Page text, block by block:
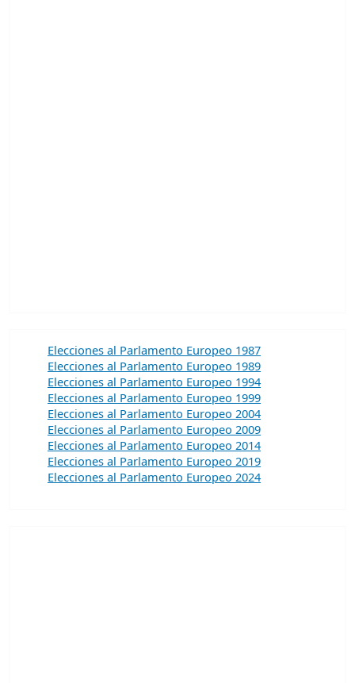
Elecciones al Parlamento Europeo 1987
Elecciones al Parlamento Europeo 1989
Elecciones al Parlamento Europeo 1994
Elecciones al Parlamento Europeo 1999
Elecciones al Parlamento Europeo 2004
Elecciones al Parlamento Europeo 2009
Elecciones al Parlamento Europeo 2014
Elecciones al Parlamento Europeo 2019
Elecciones al Parlamento Europeo 2024